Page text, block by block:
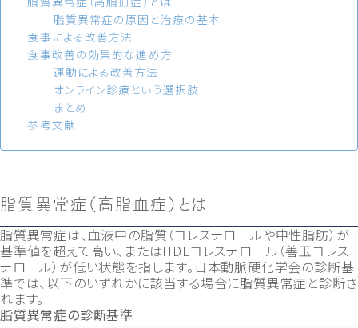
脂質異常症の原因と治療の基本
食事による改善方法
食事改善の効果的な進め方
運動による改善方法
オンライン診療という選択肢
まとめ
参考文献
脂質異常症（高脂血症）とは
脂質異常症は、血液中の脂質（コレステロールや中性脂肪）が
基準値を超えて高い、またはHDLコレステロール（善玉コレス
テロール）が低い状態を指します。日本動脈硬化学会の診断基
準では、以下のいずれかに該当する場合に脂質異常症と診断さ
れます。
脂質異常症の診断基準